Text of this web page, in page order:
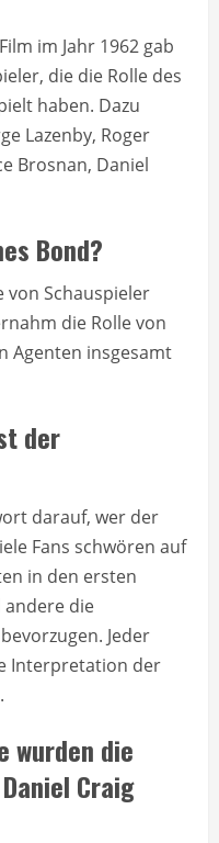
im Jahr 1962 gab
die die Rolle des
haben. Dazu
Lazenby, Roger
Brosnan, Daniel
Bond?
von Schauspieler
die Rolle von
Agenten insgesamt
der
darauf, wer der
Fans schwören auf
in den ersten
die
Jeder
Interpretation der
wurden die
Craig